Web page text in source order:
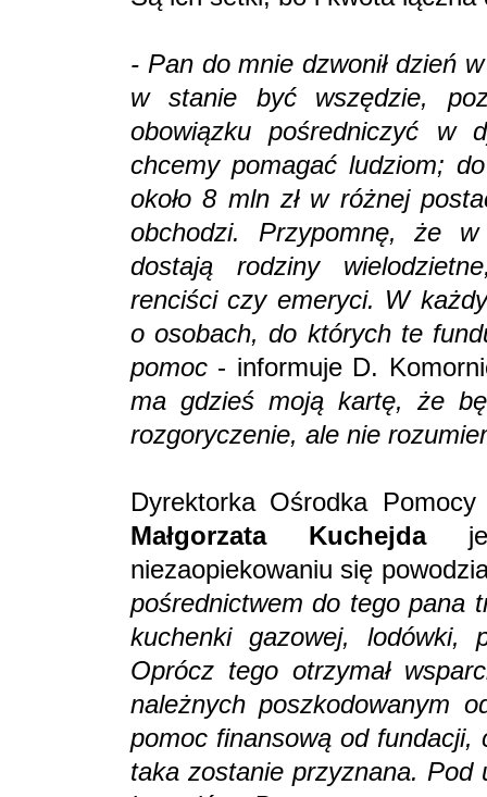
- Pan do mnie dzwonił dzień
w stanie być wszędzie,
obowiązku pośredniczyć w
chcemy pomagać ludziom;
około 8 mln zł w różnej
obchodzi. Przypomnę, że
dostają rodziny
renciści czy emeryci. W
o osobach, do których te
pomoc - informuje D.
ma gdzieś moją kartę, że
rozgoryczenie, ale nie
Dyrektorka Ośrodka Pomocy
Małgorzata Kuchejda
niezaopiekowaniu się
pośrednictwem do tego pana
kuchenki gazowej,
Oprócz tego otrzymał
należnych poszkodowanym
pomoc finansową od
taka zostanie przyznana. Pod